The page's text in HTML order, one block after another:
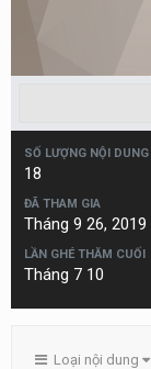
SỐ LƯỢNG NỘI DUNG
18
ĐÃ THAM GIA
Tháng 9 26, 2019
LẦN GHÉ THĂM CUỐI
Tháng 7 10
Loại nội dung